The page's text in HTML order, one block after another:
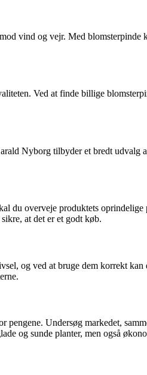
vind og vejr. Med blomsterpinde
Ved at finde billige
Nyborg tilbyder et bredt udvalg
du overveje produktets oprindelige
at det er et godt køb.
og ved at bruge dem korrekt
pengene. Undersøg markedet,
og sunde planter, men også